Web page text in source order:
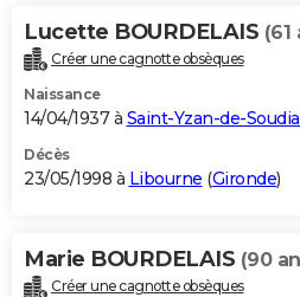
Lucette BOURDELAIS (61
Créer une cagnotte obsèques
Naissance
14/04/1937 à Saint-Yzan-de-
Décès
23/05/1998 à Libourne (Gironde)
Marie BOURDELAIS (90
Créer une cagnotte obsèques